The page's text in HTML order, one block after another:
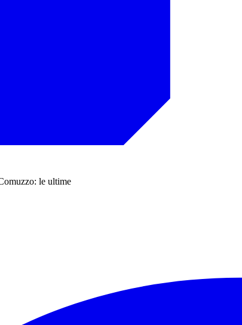
le ultime